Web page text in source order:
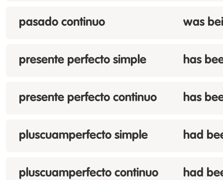
pasado continuo was
presente perfecto simple has
presente perfecto continuo has
pluscuamperfecto simple had
pluscuamperfecto continuo had